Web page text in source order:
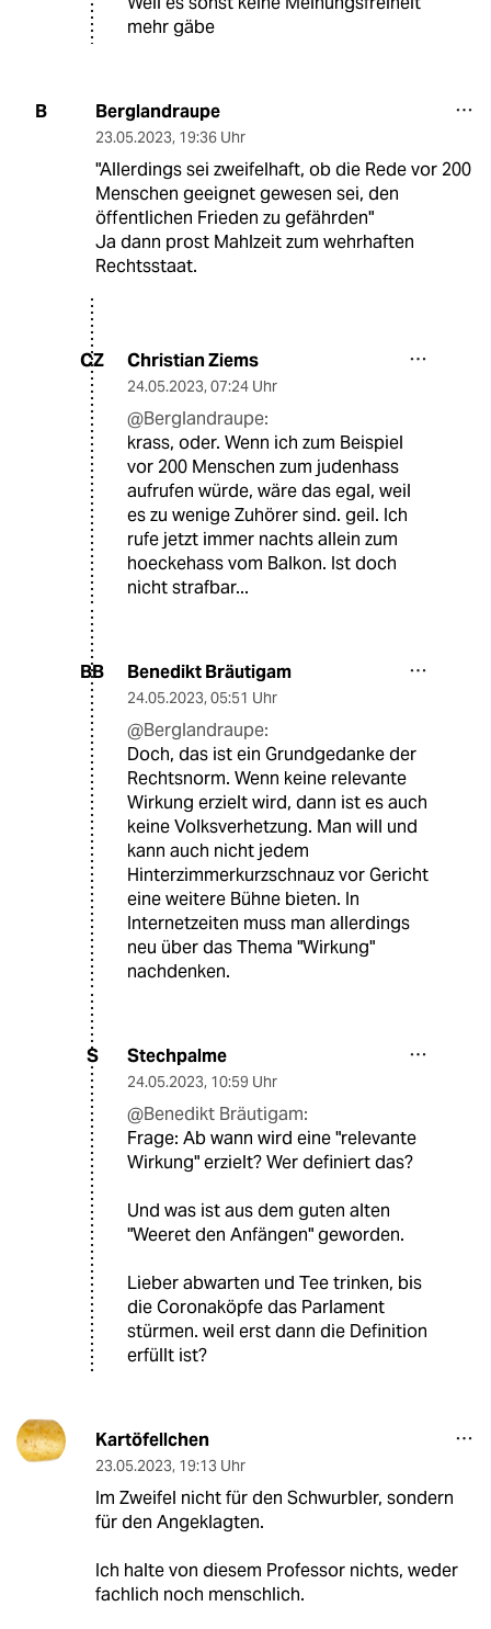
mehr gäbe
B Berglandraupe
23.05.2023, 19:36 Uhr
"Allerdings sei zweifelhaft, ob die Rede vor 200
Menschen geeignet gewesen sei, den
öffentlichen Frieden zu gefährden"
Ja dann prost Mahlzeit zum wehrhaften
Rechtsstaat.
CZ Christian Ziems
24.05.2023, 07:24 Uhr
@Berglandraupe:
krass, oder. Wenn ich zum Beispiel
vor 200 Menschen zum judenhass
aufrufen würde, wäre das egal, weil
es zu wenige Zuhörer sind. geil. Ich
rufe jetzt immer nachts allein zum
hoeckehass vom Balkon. Ist doch
nicht strafbar...
BB Benedikt Bräutigam
24.05.2023, 05:51 Uhr
@Berglandraupe:
Doch, das ist ein Grundgedanke der
Rechtsnorm. Wenn keine relevante
Wirkung erzielt wird, dann ist es auch
keine Volksverhetzung. Man will und
kann auch nicht jedem
Hinterzimmerkurzschnauz vor Gericht
eine weitere Bühne bieten. In
Internetzeiten muss man allerdings
neu über das Thema "Wirkung"
nachdenken.
S Stechpalme
24.05.2023, 10:59 Uhr
@Benedikt Bräutigam:
Frage: Ab wann wird eine "relevante
Wirkung" erzielt? Wer definiert das?
Und was ist aus dem guten alten
"Weeret den Anfängen" geworden.
Lieber abwarten und Tee trinken, bis
die Coronaköpfe das Parlament
stürmen. weil erst dann die Definition
erfüllt ist?
Kartöfellchen
23.05.2023, 19:13 Uhr
Im Zweifel nicht für den Schwurbler, sondern
für den Angeklagten.
Ich halte von diesem Professor nichts, weder
fachlich noch menschlich.